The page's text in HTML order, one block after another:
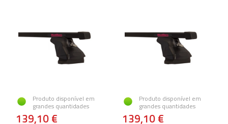
Produto disponível em
grandes quantidades
139,10 €
Produto disponível em
grandes quantidades
139,10 €